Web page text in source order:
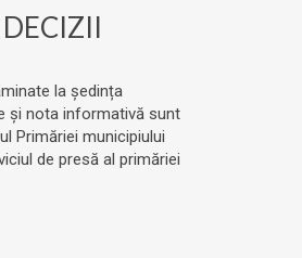
la ședința
și nota informativă sunt
Primăriei municipiului
de presă al primăriei